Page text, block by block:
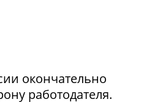
окончательно
работодателя.